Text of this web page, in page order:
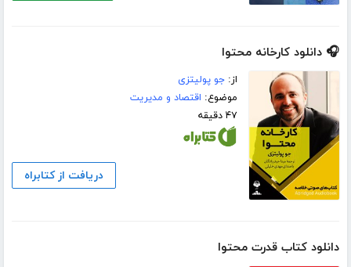
🎧 دانلود کارخانه محتوا
از:جو پولیتزی
موضوع: اقتصاد و مدیریت
۴۷ دقیقه
دریافت از کتابراه
دانلود کتاب قدرت محتوا